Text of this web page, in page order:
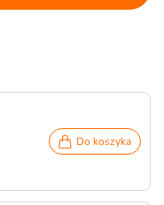
Do koszyka